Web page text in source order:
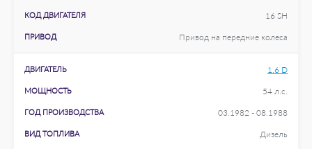
КОД ДВИГАТЕЛЯ 16 SH
ПРИВОД Привод на передние колеса
ДВИГАТЕЛЬ 1.6 D
МОЩНОСТЬ 54 л.с.
ГОД ПРОИЗВОДСТВА 03.1982 - 08.1988
ВИД ТОПЛИВА Дизель